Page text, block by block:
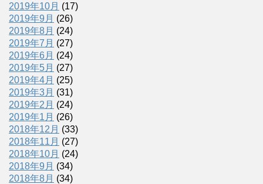
2019年10月 (17)
2019年9月 (26)
2019年8月 (24)
2019年7月 (27)
2019年6月 (24)
2019年5月 (27)
2019年4月 (25)
2019年3月 (31)
2019年2月 (24)
2019年1月 (26)
2018年12月 (33)
2018年11月 (27)
2018年10月 (24)
2018年9月 (34)
2018年8月 (34)